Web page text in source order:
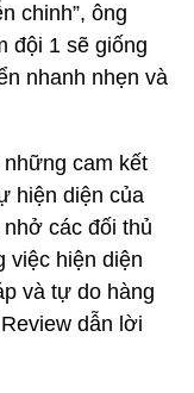
chinh”, ông
đội 1 sẽ giống
nhanh nhẹn và
những cam kết
hiện diện của
các đối thủ
việc hiện diện
và tự do hàng
dẫn lời